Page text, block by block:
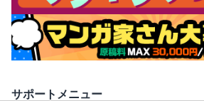
サポートメニュー